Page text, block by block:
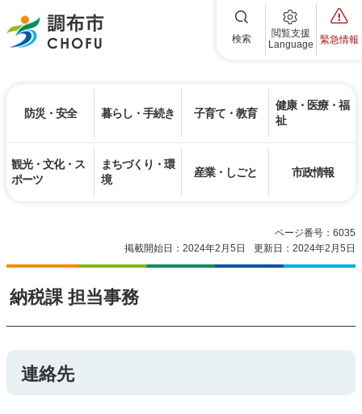
調布市 検索
閲覧支援
Language
緊急情報
防災・安全 暮らし・手続き 子育て・教育
健康・医療・福
祉
観光・文化・ス
ポーツ
まちづくり・環
境
産業・しごと 市政情報
ページ番号：6035
掲載開始日：2024年2月5日
更新日：2024年2月5日
納税課 担当事務
連絡先